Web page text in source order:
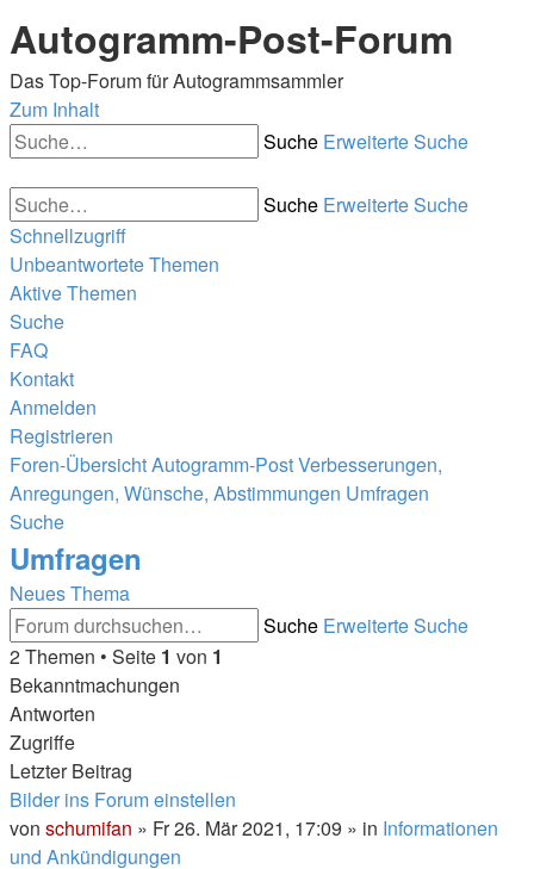
Autogramm-Post-Forum
Das Top-Forum für Autogrammsammler
Zum Inhalt
Suche Erweiterte Suche
Suche Erweiterte Suche
Schnellzugriff
Unbeantwortete Themen
Aktive Themen
Suche
FAQ
Kontakt
Anmelden
Registrieren
Foren-ÜbersichtAutogramm-PostVerbesserungen,
Anregungen, Wünsche, Abstimmungen Umfragen
Suche
Umfragen
Neues Thema
Suche Erweiterte Suche
2 Themen • Seite 1 von 1
Bekanntmachungen
Antworten
Zugriffe
Letzter Beitrag
Bilder ins Forum einstellen
von schumifan » Fr 26. Mär 2021, 17:09 » in Informationen
und Ankündigungen